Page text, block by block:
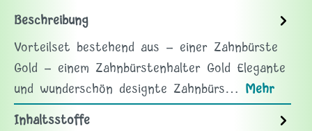
Beschreibung
Vorteilset bestehend aus - einer Zahnbürste
Gold - einem Zahnbürstenhalter Gold Elegante
und wunderschön designte Zahnbürs… Mehr
Inhaltsstoffe